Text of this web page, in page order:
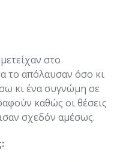
στο
το απόλαυσαν όσο κι
κι ένα συγνώμη σε
καθώς οι θέσεις
σχεδόν αμέσως.